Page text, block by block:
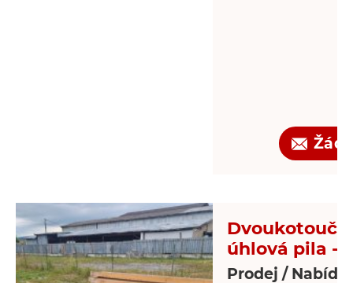
úhlová pila -
Prodej /